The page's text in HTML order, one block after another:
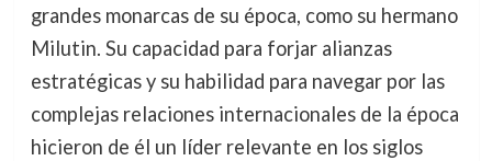
grandes monarcas de su época, como su hermano
Milutin. Su capacidad para forjar alianzas
estratégicas y su habilidad para navegar por las
complejas relaciones internacionales de la época
hicieron de él un líder relevante en los siglos